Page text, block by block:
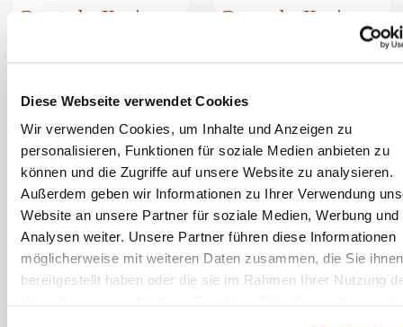
Diese Webseite verwendet Cookies
Wir verwenden Cookies, um Inhalte und Anzeigen zu
personalisieren, Funktionen für soziale Medien anbieten zu
können und die Zugriffe auf unsere Website zu analysieren.
Außerdem geben wir Informationen zu Ihrer Verwendung
Website an unsere Partner für soziale Medien, Werbung und
Analysen weiter. Unsere Partner führen diese Informationen
möglicherweise mit weiteren Daten zusammen, die Sie ihnen
bereitgestellt haben oder die sie im Rahmen Ihrer Nutzung
Deutsche Kopie um
Geigen (verkauft)
Deutsche Kopie um
1900 nach Andrea
Deutsche
Meistergeige - um
1800 - G-792
Deutsche
Meistergeige um
1800 - G-296
Geigen (verkauft)